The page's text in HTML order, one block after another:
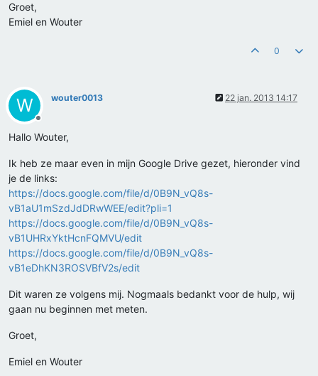
Groet,
Emiel en Wouter
0
W
Offline
wouter0013 22 jan. 2013 14:17
Hallo Wouter,
Ik heb ze maar even in mijn Google Drive gezet, hieronder vind
je de links:
https://docs.google.com/file/d/0B9N_vQ8s-
vB1aU1mSzdJdDRwWEE/edit?pli=1
https://docs.google.com/file/d/0B9N_vQ8s-
vB1UHRxYktHcnFQMVU/edit
https://docs.google.com/file/d/0B9N_vQ8s-
vB1eDhKN3ROSVBfV2s/edit
Dit waren ze volgens mij. Nogmaals bedankt voor de hulp, wij
gaan nu beginnen met meten.
Groet,
Emiel en Wouter